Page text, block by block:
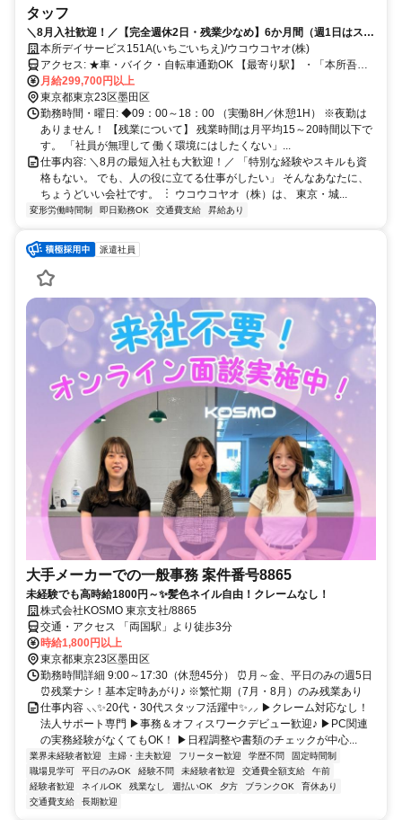
タッフ
＼8月入社歓迎！／【完全週休2日・残業少なめ】6か月間（週1日はスク
ール受講）で、お給料をもらいながら会社負担で「介護職員初任者研
修」を取得できちゃいます！
本所デイサービス151A(いちごいちえ)/ウコウコヤオ(株)
アクセス: ★車・バイク・自転車通勤OK 【最寄り駅】 ・「本所吾妻
橋駅」より徒歩10分 ・「錦糸町駅」より自転車7分 ・「両国駅」よ
り自転車8分 【本社（2次面接場所）】 ・「入谷駅」より徒歩3分 ・
「鶯谷駅」より徒歩9分 ・「上野駅」より徒歩11分
月給299,700円以上
東京都東京23区墨田区
勤務時間・曜日: ◆09：00～18：00 （実働8H／休憩1H） ※夜勤は
ありません！ 【残業について】 残業時間は月平均15～20時間以下で
す。 「社員が無理して 働く環境にはしたくない」...
仕事内容: ＼8月の最短入社も大歓迎！／ 「特別な経験やスキルも資
格もない。 でも、人の役に立てる仕事がしたい」 そんなあなたに、
ちょうどいい会社です。 ︙ ウコウコヤオ（株）は、 東京・城...
変形労働時間制 即日勤務OK 交通費支給 昇給あり
派遣社員
大手メーカーでの一般事務 案件番号8865
未経験でも高時給1800円～✨髪色ネイル自由！クレームなし！
株式会社KOSMO 東京支社/8865
交通・アクセス 「両国駅」より徒歩3分
時給1,800円以上
東京都東京23区墨田区
勤務時間詳細 9:00～17:30（休憩45分） ⏰月～金、平日のみの週5日
⏰残業ナシ！基本定時あがり♪ ※繁忙期（7月・8月）のみ残業あり
仕事内容 ⸜⸜✨20代・30代スタッフ活躍中✨⸝⸝ ▶クレーム対応なし！
法人サポート専門 ▶事務＆オフィスワークデビュー歓迎♪ ▶PC関連
の実務経験がなくてもOK！ ▶日程調整や書類のチェックが中心...
業界未経験者歓迎 主婦・主夫歓迎 フリーター歓迎 学歴不問
固定時間制
職場見学可
平日のみOK 経験不問 未経験者歓迎 交通費全額支給
午前
経験者歓迎
ネイルOK 残業なし 週払いOK 夕方 ブランクOK
育休あり
交通費支給
長期歓迎